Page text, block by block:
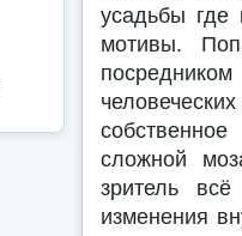
усадьбы где
мотивы.
сложной
зритель
изменения